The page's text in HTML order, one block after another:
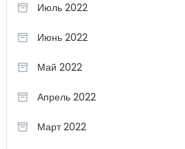
Июль 2022
Июнь 2022
Май 2022
Апрель 2022
Март 2022